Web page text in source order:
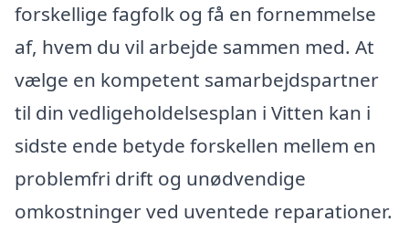
forskellige fagfolk og få en fornemmelse
af, hvem du vil arbejde sammen med. At
vælge en kompetent samarbejdspartner
til din vedligeholdelsesplan i Vitten kan i
sidste ende betyde forskellen mellem en
problemfri drift og unødvendige
omkostninger ved uventede reparationer.